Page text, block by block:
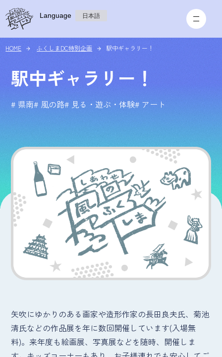
Language 日本語
HOME ふくしまDC特別企画 駅中ギャラリー！
駅中ギャラリー！
# 県南# 風の路# 見る・遊ぶ・体験# アート
矢吹にゆかりのある画家や造形作家の長田良夫氏、菊池
清氏などの作品展を年に数回開催しています(入場無
料)。来年度も絵画展、写真展などを随時、開催しま